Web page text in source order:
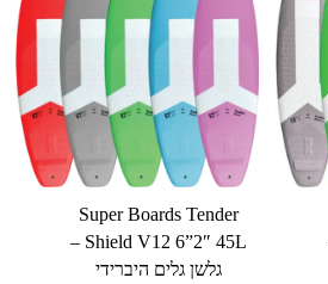
בעמוד
המוצר
⁦Super Boards Tender
Shield V12 6”2″ 45L⁩ –
גלשן גלים היברידי
למוצר
זה